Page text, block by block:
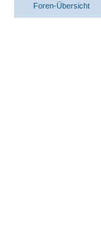
Foren-Übersicht